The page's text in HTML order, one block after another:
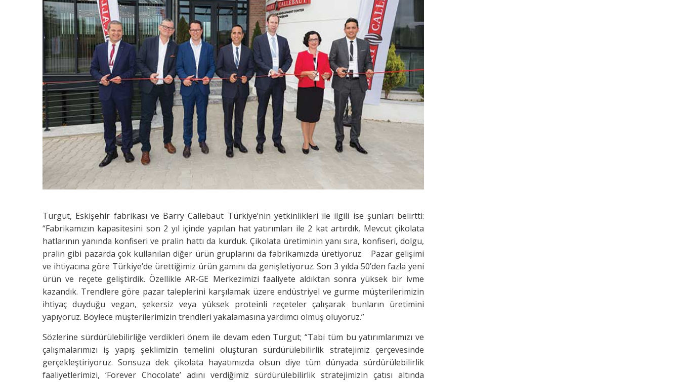
Turgut, Eskişehir fabrikası ve Barry Callebaut Türkiye’nin yetkinlikleri ile ilgili ise şunları belirtti:
“Fabrikamızın kapasitesini son 2 yıl içinde yapılan hat yatırımları ile 2 kat artırdık. Mevcut çikolata
hatlarının yanında konfiseri ve pralin hattı da kurduk. Çikolata üretiminin yanı sıra, konfiseri, dolgu,
pralin gibi pazarda çok kullanılan diğer ürün gruplarını da fabrikamızda üretiyoruz. Pazar gelişimi
ve ihtiyacına göre Türkiye’de ürettiğimiz ürün gamını da genişletiyoruz. Son 3 yılda 50’den fazla yeni
ürün ve reçete geliştirdik. Özellikle AR-GE Merkezimizi faaliyete aldıktan sonra yüksek bir ivme
kazandık. Trendlere göre pazar taleplerini karşılamak üzere endüstriyel ve gurme müşterilerimizin
ihtiyaç duyduğu vegan, şekersiz veya yüksek proteinli reçeteler çalışarak bunların üretimini
yapıyoruz. Böylece müşterilerimizin trendleri yakalamasına yardımcı olmuş oluyoruz.”
Sözlerine sürdürülebilirliğe verdikleri önem ile devam eden Turgut; “Tabi tüm bu yatırımlarımızı ve
çalışmalarımızı iş yapış şeklimizin temelini oluşturan sürdürülebilirlik stratejimiz çerçevesinde
gerçekleştiriyoruz. Sonsuza dek çikolata hayatımızda olsun diye tüm dünyada sürdürülebilirlik
faaliyetlerimizi, ‘Forever Chocolate’ adını verdiğimiz sürdürülebilirlik stratejimizin çatısı altında